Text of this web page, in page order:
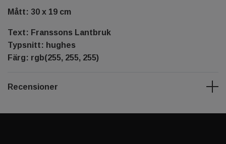
Mått: 30 x 19 cm
Text: Franssons Lantbruk
Typsnitt: hughes
Färg: rgb(255, 255, 255)
Recensioner